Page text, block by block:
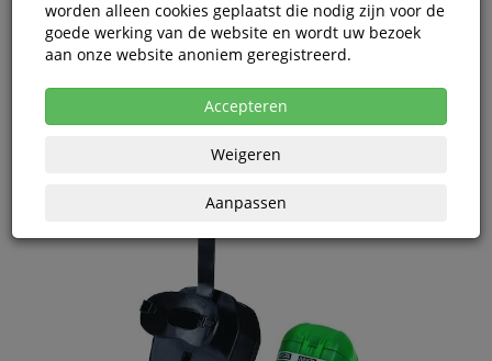
voor masker
worden alleen cookies geplaatst die nodig zijn voor de
goede werking van de website en wordt uw bezoek
aan onze website anoniem geregistreerd.
Accepteren
Weigeren
Aanpassen